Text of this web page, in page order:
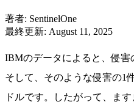
著者: SentinelOne
最終更新: August 11, 2025
IBMのデータによると、侵害
そして、そのような侵害の1
ドルです。したがって、ま